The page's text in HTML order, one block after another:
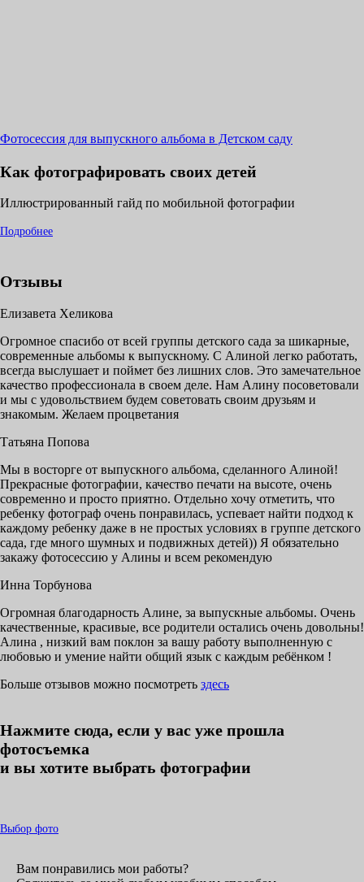
Фотосессия для выпускного альбома в Детском саду
Как фотографировать своих детей
Иллюстрированный гайд по мобильной фотографии
Подробнее
Отзывы
Елизавета Хеликова
Огромное спасибо от всей группы детского сада за шикарные,
современные альбомы к выпускному. С Алиной легко работать,
всегда выслушает и поймет без лишних слов. Это замечательное
качество профессионала в своем деле. Нам Алину посоветовали
и мы с удовольствием будем советовать своим друзьям и
знакомым. Желаем процветания
Татьяна Попова
Мы в восторге от выпускного альбома, сделанного Алиной!
Прекрасные фотографии, качество печати на высоте, очень
современно и просто приятно. Отдельно хочу отметить, что
ребенку фотограф очень понравилась, успевает найти подход к
каждому ребенку даже в не простых условиях в группе детского
сада, где много шумных и подвижных детей)) Я обязательно
закажу фотосессию у Алины и всем рекомендую
Инна Торбунова
Огромная благодарность Алине, за выпускные альбомы. Очень
качественные, красивые, все родители остались очень довольны!
Алина , низкий вам поклон за вашу работу выполненную с
любовью и умение найти общий язык с каждым ребёнком !
Больше отзывов можно посмотреть здесь
Нажмите сюда, если у вас уже прошла
фотосъемка
и вы хотите выбрать фотографии
Выбор фото
Вам понравились мои работы?